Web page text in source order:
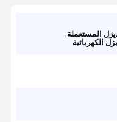
,
الكهربائية